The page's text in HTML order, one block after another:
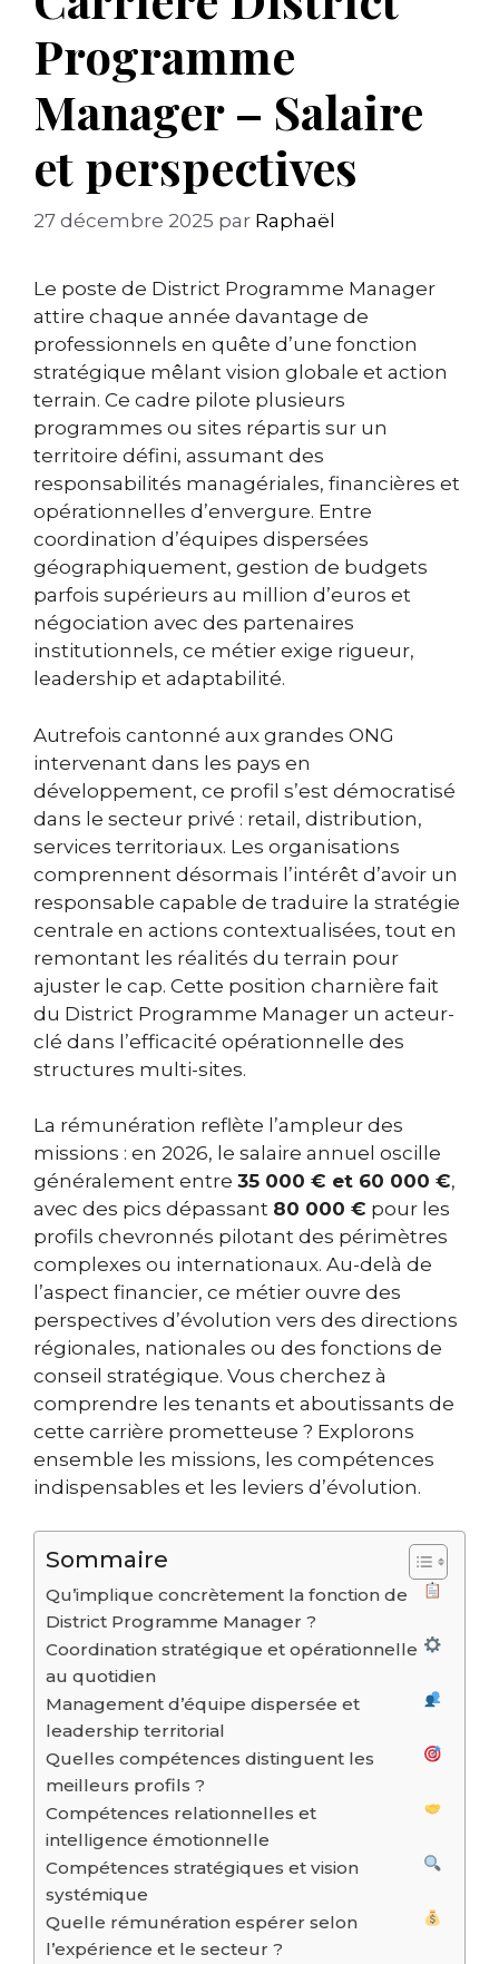
Programme
Manager – Salaire
et perspectives
27 décembre 2025 par Raphaël
Le poste de District Programme Manager
attire chaque année davantage de
professionnels en quête d’une fonction
stratégique mêlant vision globale et action
terrain. Ce cadre pilote plusieurs
programmes ou sites répartis sur un
territoire défini, assumant des
responsabilités managériales, financières et
opérationnelles d’envergure. Entre
coordination d’équipes dispersées
géographiquement, gestion de budgets
parfois supérieurs au million d’euros et
négociation avec des partenaires
institutionnels, ce métier exige rigueur,
leadership et adaptabilité.
Autrefois cantonné aux grandes ONG
intervenant dans les pays en
développement, ce profil s’est démocratisé
dans le secteur privé : retail, distribution,
services territoriaux. Les organisations
comprennent désormais l’intérêt d’avoir un
responsable capable de traduire la stratégie
centrale en actions contextualisées, tout en
remontant les réalités du terrain pour
ajuster le cap. Cette position charnière fait
du District Programme Manager un acteur-
clé dans l’efficacité opérationnelle des
structures multi-sites.
La rémunération reflète l’ampleur des
missions : en 2026, le salaire annuel oscille
généralement entre 35 000 € et 60 000 €,
avec des pics dépassant 80 000 € pour les
profils chevronnés pilotant des périmètres
complexes ou internationaux. Au-delà de
l’aspect financier, ce métier ouvre des
perspectives d’évolution vers des directions
régionales, nationales ou des fonctions de
conseil stratégique. Vous cherchez à
comprendre les tenants et aboutissants de
cette carrière prometteuse ? Explorons
ensemble les missions, les compétences
indispensables et les leviers d’évolution.
Sommaire
Qu’implique concrètement la fonction de
District Programme Manager ?
Coordination stratégique et opérationnelle
au quotidien
Management d’équipe dispersée et
leadership territorial
Quelles compétences distinguent les
meilleurs profils ?
Compétences relationnelles et
intelligence émotionnelle
Compétences stratégiques et vision
systémique
Quelle rémunération espérer selon
l’expérience et le secteur ?